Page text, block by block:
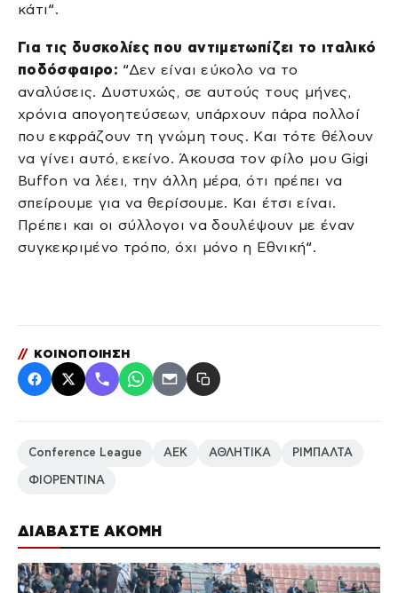
ΔΙΑΒΑΣΤΕ ΑΚΟΜΗ
κάτι“.
Για τις δυσκολίες που αντιμετωπίζει το ιταλικό
ποδόσφαιρο: “Δεν είναι εύκολο να το
αναλύσεις. Δυστυχώς, σε αυτούς τους μήνες,
χρόνια απογοητεύσεων, υπάρχουν πάρα πολλοί
που εκφράζουν τη γνώμη τους. Και τότε θέλουν
να γίνει αυτό, εκείνο. Άκουσα τον φίλο μου Gigi
Buffon να λέει, την άλλη μέρα, ότι πρέπει να
σπείρουμε για να θερίσουμε. Και έτσι είναι.
Πρέπει και οι σύλλογοι να δουλέψουν με έναν
συγκεκριμένο τρόπο, όχι μόνο η Εθνική“.
// ΚΟΙΝΟΠΟΙΗΣΗ
Conference League ΑΕΚ ΑΘΛΗΤΙΚΑ ΡΙΜΠΑΛΤΑ
ΦΙΟΡΕΝΤΙΝΑ